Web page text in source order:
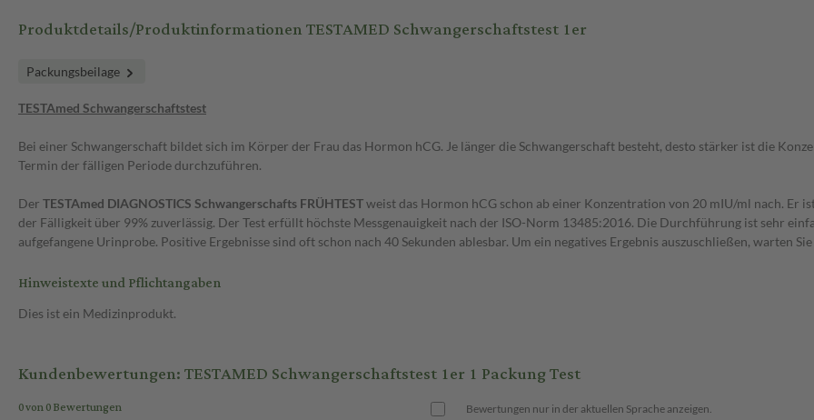
Produktdetails/Produktinformationen TESTAMED Schwangerschaftstest 1er
Packungsbeilage
TESTAmed Schwangerschaftstest
Bei einer Schwangerschaft bildet sich im Körper der Frau das Hormon hCG. Je länger die Schwangerschaft besteht, desto stärker ist die
Termin der fälligen Periode durchzuführen.
Der TESTAmed DIAGNOSTICS Schwangerschafts FRÜHTESTweist das Hormon hCG schon ab einer Konzentration von 20 mIU/ml nach. Er
der Fälligkeit über 99% zuverlässig. Der Test erfüllt höchste Messgenauigkeit nach der ISO-Norm 13485:2016. Die Durchführung ist sehr
aufgefangene Urinprobe. Positive Ergebnisse sind oft schon nach 40 Sekunden ablesbar. Um ein negatives Ergebnis auszuschließen, warten
Hinweistexte und Pflichtangaben
Dies ist ein Medizinprodukt.
Kundenbewertungen: TESTAMED Schwangerschaftstest 1er 1 Packung Test
0 von 0 Bewertungen Bewertungen nur in der aktuellen Sprache anzeigen.